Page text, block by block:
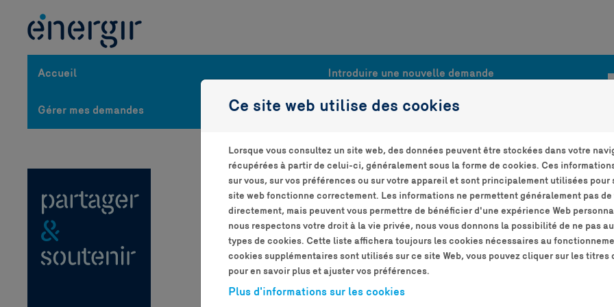
Accueil Introduire une nouvelle demande
Gérer mes demandes
Identification
Se connecter
Si vous avez déjà un compte utilisateur Energir,
entrez votre adresse email et votre mot de passe
ci-dessous.
Ce site web utilise des cookies
Lorsque vous consultez un site web, des données peuvent être stockées dans votre
récupérées à partir de celui-ci, généralement sous la forme de cookies. Ces
sur vous, sur vos préférences ou sur votre appareil et sont principalement utilisées pour
site web fonctionne correctement. Les informations ne permettent généralement pas
directement, mais peuvent vous permettre de bénéficier d'une expérience Web
nous respectons votre droit à la vie privée, nous vous donnons la possibilité de ne pas
types de cookies. Cette liste affichera toujours les cookies nécessaires au
cookies supplémentaires sont utilisés sur ce site Web, vous pouvez cliquer sur les titres
pour en savoir plus et ajuster vos préférences.
Plus d'informations sur les cookies